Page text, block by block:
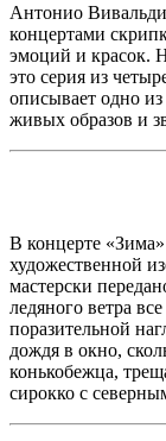
Антонио
концертами
эмоций и красок.
это серия из
описывает одно
живых образов и
В концерте
художественной
мастерски
ледяного ветра
поразительной
дождя в окно,
конькобежца,
сирокко с